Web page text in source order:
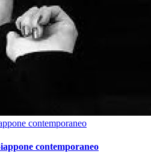
contemporaneo
contemporaneo